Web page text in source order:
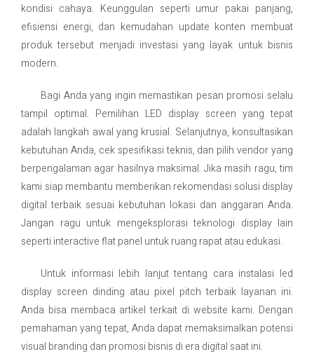
kondisi cahaya. Keunggulan seperti umur pakai panjang,
efisiensi energi, dan kemudahan update konten membuat
produk tersebut menjadi investasi yang layak untuk bisnis
modern.
Bagi Anda yang ingin memastikan pesan promosi selalu
tampil optimal. Pemilihan LED display screen yang tepat
adalah langkah awal yang krusial. Selanjutnya, konsultasikan
kebutuhan Anda, cek spesifikasi teknis, dan pilih vendor yang
berpengalaman agar hasilnya maksimal. Jika masih ragu, tim
kami siap membantu memberikan rekomendasi solusi display
digital terbaik sesuai kebutuhan lokasi dan anggaran Anda.
Jangan ragu untuk mengeksplorasi teknologi display lain
seperti interactive flat panel untuk ruang rapat atau edukasi.
Untuk informasi lebih lanjut tentang cara instalasi led
display screen dinding atau pixel pitch terbaik layanan ini.
Anda bisa membaca artikel terkait di website kami. Dengan
pemahaman yang tepat, Anda dapat memaksimalkan potensi
visual branding dan promosi bisnis di era digital saat ini.